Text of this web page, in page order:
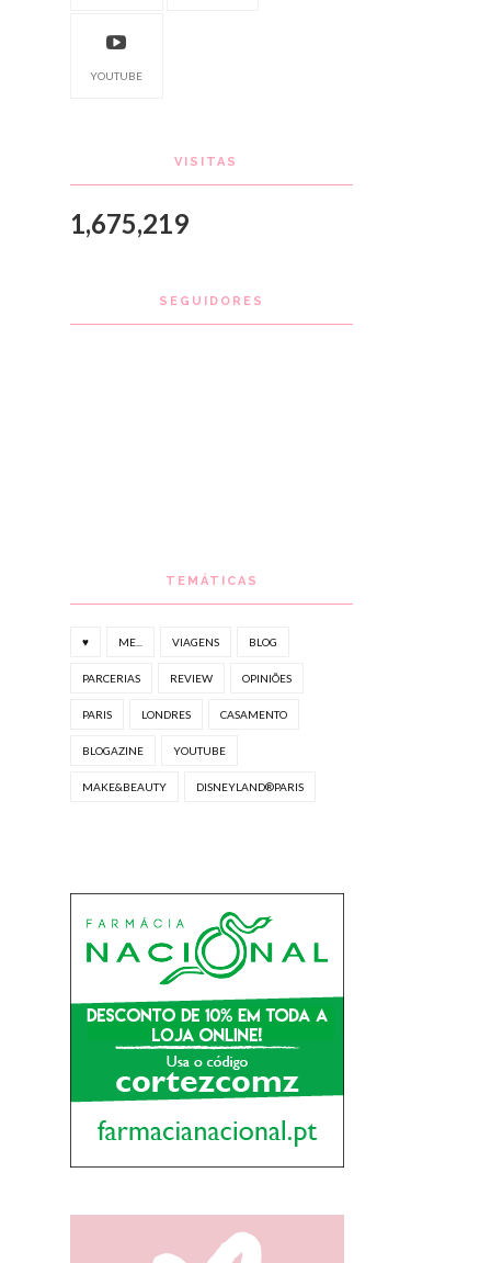
YOUTUBE
VISITAS
1,675,219
SEGUIDORES
TEMÁTICAS
♥ ME... VIAGENS BLOG
PARCERIAS REVIEW OPINIÕES
PARIS LONDRES CASAMENTO
BLOGAZINE YOUTUBE
MAKE&BEAUTY DISNEYLAND®PARIS